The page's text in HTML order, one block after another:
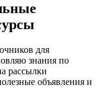
для
знания по
рассылки
объявления и